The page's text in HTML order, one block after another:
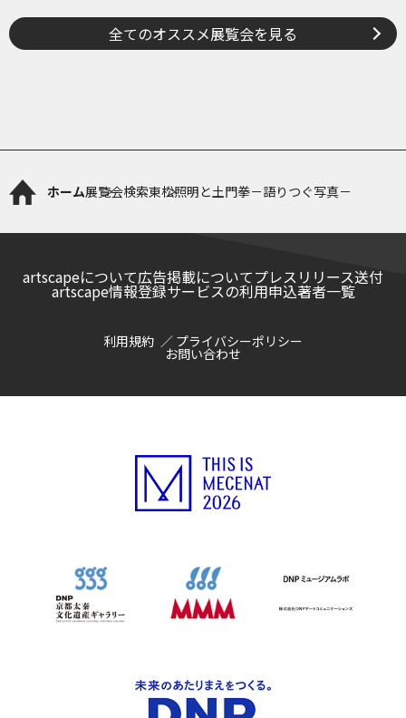
全てのオススメ展覧会を見る
ホーム展覧会検索東松照明と土門拳－語りつぐ写真－
artscapeについて広告掲載についてプレスリリース送付
artscape情報登録サービスの利用申込著者一覧
利用規約 プライバシーポリシー
お問い合わせ